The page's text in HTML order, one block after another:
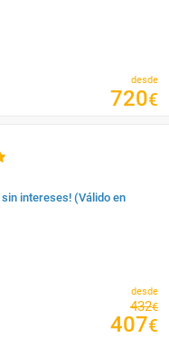
desde
720€
sin intereses! (Válido en
desde
432€
407€